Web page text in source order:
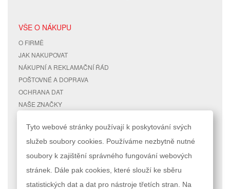
VŠE O NÁKUPU
O FIRMĚ
JAK NAKUPOVAT
NÁKUPNÍ A REKLAMAČNÍ ŘÁD
POŠTOVNÉ A DOPRAVA
OCHRANA DAT
NAŠE ZNAČKY
RYCHLÉ ODKAZY
MAPA STRÁNEK
VYHLEDÁVANÉ TERMÍNY
POKROČILÉ VYHLEDÁVÁNÍ
ÚČET
MŮJ ÚČET
STAV OBJEDNÁVKY
Tyto webové stránky používají k poskytování svých
služeb soubory cookies. Používáme nezbytně nutné
soubory k zajištění správného fungování webových
stránek. Dále pak cookies, které slouží ke sběru
statistických dat a dat pro nástroje třetích stran. Na